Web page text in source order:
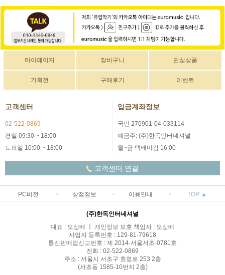
마이페이지 장바구니 관심상품
기획전 구매후기 이벤트
고객센터
02-522-0869
평일 09:30 ~ 18:00
토요일 10:00 ~ 18:00
입금계좌정보
국민 270901-04-033114
예금주: (주)한독인터네셔널
월~금 택배마감 16:00
고객센터 연결
PC버전 상점정보 이용안내 TOP ▲
(주)한독인터네셔널
대표 : 오상배 ㅣ 개인정보 보호 책임자 : 오상배
사업자 등록번호 : 129-81-79618
통신판매업신고번호 : 제 2014-서울서초-0781호
전화 : 02-522-0869
주소 : 서울시 서초구 효령로 253 2층
(서초동 1585-10번지 2층)